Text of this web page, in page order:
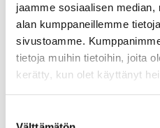
jaamme sosiaalisen
alan kumppaneillemme
sivustoamme.
tietoja muihin tietoihin, joita
kerätty, kun olet käyttänyt
Jenna Sutelan
Suite avautuu
paviljongissa
biennaalissa
Uutiset Archives -